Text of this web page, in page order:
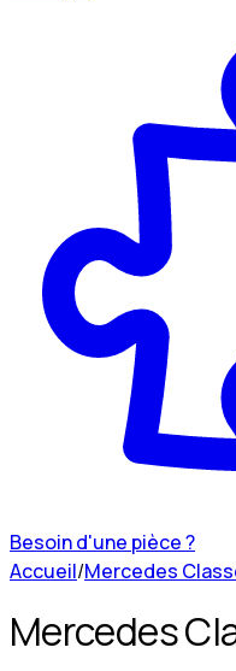
Besoin d'une pièce ?
Accueil/Mercedes
Mercedes